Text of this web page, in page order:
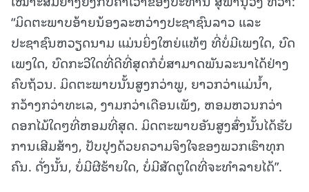
“ມິດຕະພາບອ້າຍນ້ອງລະຫວ່າງປະຊາຊົນລາວ ແລະ
ປະຊາຊົນຫວຽດນາມ ແມ່ນຍິ່ງໃຫຍ່ແທ້ໆ ທີ່ບໍ່ມີເພງໃດ, ບົດ
ເພງໃດ, ບົດກະວີໃດທີ່ດີທີ່ສຸດກໍບໍ່ສາມາດພັນລະນາໄດ້ຢ່າງ
ຄົບຖ້ວນ. ມິດຕະພາບນັ້ນສູງກວ່າພູ, ຍາວກວ່າແມ່ນໍ້າ,
ກວ້າງກວ່າທະເລ, ງາມກວ່າເດືອນເພັງ, ຫອມຫວນກວ່າ
ດອກໄມ້ໃດໆທີ່ຫອມທີ່ສຸດ. ມິດຕະພາບອັນສູງສົ່ງນັ້ນໄດ້ຮັບ
ການເສີມສ້າງ, ປັບປຸງດ້ວຍຄວາມຈິງໃຈຂອງພວກເຮົາທຸກ
ຄົນ. ດັ່ງນັ້ນ, ບໍ່ມີຜີຮ້າຍໃດ, ບໍ່ມີສັດຕູໃດທີ່ຈະທໍາລາຍໄດ້”.